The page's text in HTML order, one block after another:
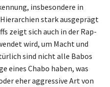
insbesondere in
stark ausgeprägt
zeigt sich auch in der Rap-
wird, um Macht und
sind nicht alle Babos
eines Chabo haben, was
eher aggressive Art von